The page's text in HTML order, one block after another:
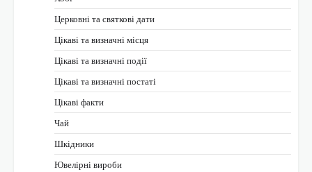
Церковні та святкові дати
Цікаві та визначні місця
Цікаві та визначні події
Цікаві та визначні постаті
Цікаві факти
Чай
Шкідники
Ювелірні вироби